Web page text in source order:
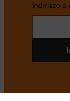
Indirizzo e-